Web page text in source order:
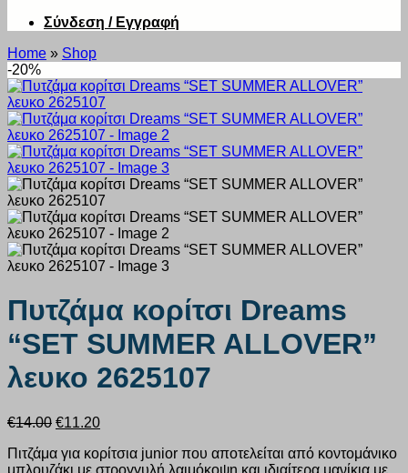
Σύνδεση / Εγγραφή
Home » Shop
-20%
Πυτζάμα κορίτσι Dreams
“SET SUMMER ALLOVER”
λευκο 2625107
€14.00 Original
was:
€11.20Η
τιμή
Πιτζάμα για κορίτσια junior που αποτελείται από κοντομάνικο
μπλουζάκι με στρογγυλή λαιμόκοψη και ιδιαίτερα μανίκια με